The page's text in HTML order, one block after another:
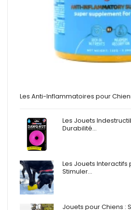
Les Anti-Inflammatoires pour
Les Jouets
Durabilité…
Les Jouets Interactifs
Stimuler…
Jouets pour Chiens :